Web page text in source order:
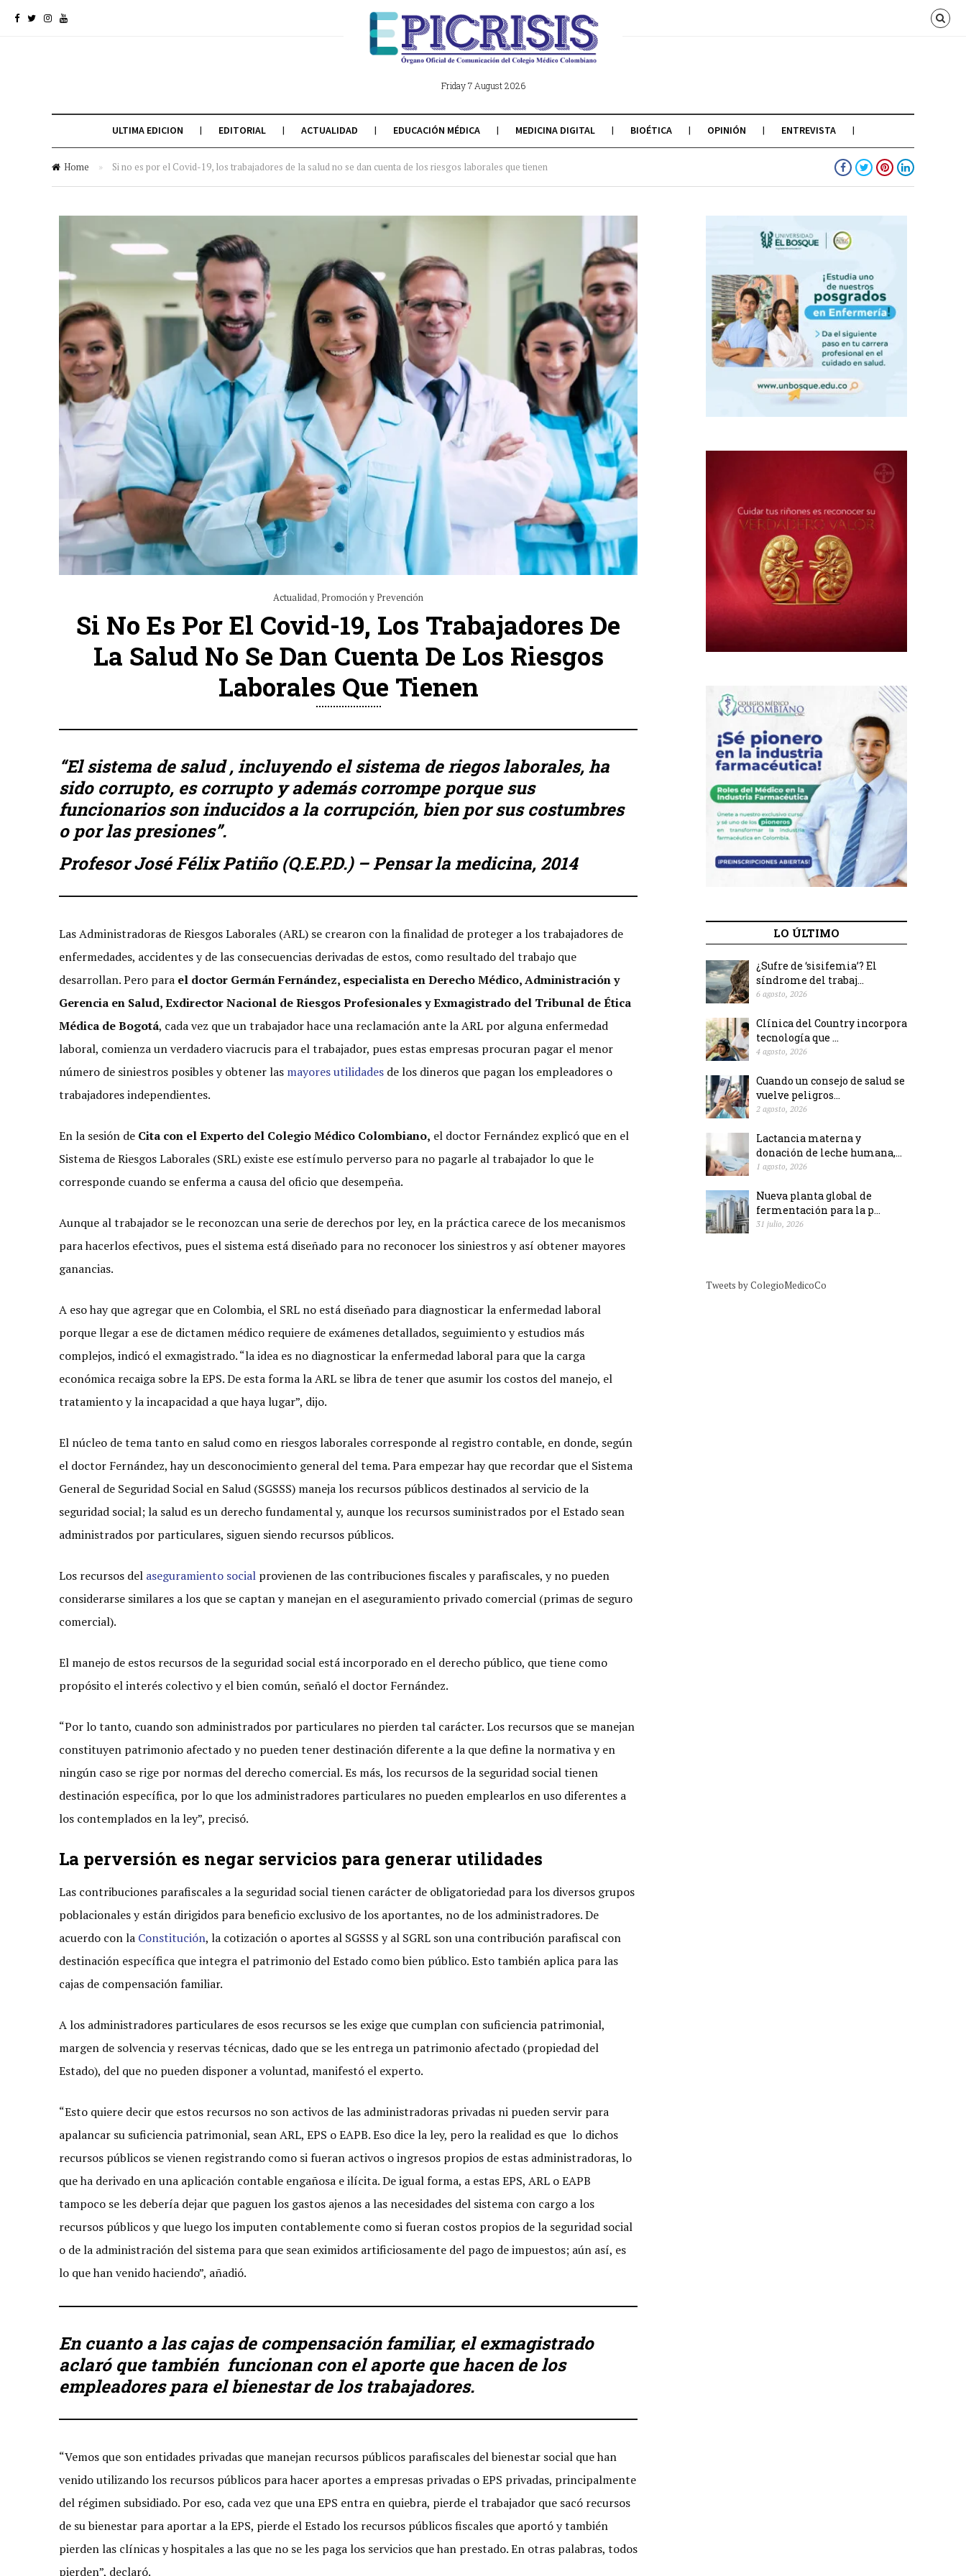
Friday 7 August 2026
ULTIMA EDICION EDITORIAL ACTUALIDAD EDUCACIÓN MÉDICA MEDICINA DIGITAL BIOÉTICA OPINIÓN ENTREVISTA
Home » Si no es por el Covid-19, los trabajadores de la salud no se dan cuenta de los riesgos laborales que tienen
Actualidad,Promoción y Prevención
Si No Es Por El Covid-19, Los Trabajadores De
La Salud No Se Dan Cuenta De Los Riesgos
Laborales Que Tienen
“El sistema de salud , incluyendo el sistema de riegos laborales, ha
sido corrupto, es corrupto y además corrompe porque sus
funcionarios son inducidos a la corrupción, bien por sus costumbres
o por las presiones”.
Profesor José Félix Patiño (Q.E.P.D.) – Pensar la medicina, 2014
Las Administradoras de Riesgos Laborales (ARL) se crearon con la finalidad de proteger a los trabajadores de
enfermedades, accidentes y de las consecuencias derivadas de estos, como resultado del trabajo que
desarrollan. Pero para el doctor Germán Fernández, especialista en Derecho Médico, Administración y
Gerencia en Salud, Exdirector Nacional de Riesgos Profesionales y Exmagistrado del Tribunal de Ética
Médica de Bogotá, cada vez que un trabajador hace una reclamación ante la ARL por alguna enfermedad
laboral, comienza un verdadero viacrucis para el trabajador, pues estas empresas procuran pagar el menor
número de siniestros posibles y obtener las mayores utilidades de los dineros que pagan los empleadores o
trabajadores independientes.
En la sesión de Cita con el Experto del Colegio Médico Colombiano, el doctor Fernández explicó que en el
Sistema de Riesgos Laborales (SRL) existe ese estímulo perverso para no pagarle al trabajador lo que le
corresponde cuando se enferma a causa del oficio que desempeña.
Aunque al trabajador se le reconozcan una serie de derechos por ley, en la práctica carece de los mecanismos
para hacerlos efectivos, pues el sistema está diseñado para no reconocer los siniestros y así obtener mayores
ganancias.
A eso hay que agregar que en Colombia, el SRL no está diseñado para diagnosticar la enfermedad laboral
porque llegar a ese de dictamen médico requiere de exámenes detallados, seguimiento y estudios más
complejos, indicó el exmagistrado. “la idea es no diagnosticar la enfermedad laboral para que la carga
económica recaiga sobre la EPS. De esta forma la ARL se libra de tener que asumir los costos del manejo, el
tratamiento y la incapacidad a que haya lugar”, dijo.
El núcleo de tema tanto en salud como en riesgos laborales corresponde al registro contable, en donde, según
el doctor Fernández, hay un desconocimiento general del tema. Para empezar hay que recordar que el Sistema
General de Seguridad Social en Salud (SGSSS) maneja los recursos públicos destinados al servicio de la
seguridad social; la salud es un derecho fundamental y, aunque los recursos suministrados por el Estado sean
administrados por particulares, siguen siendo recursos públicos.
Los recursos del aseguramiento social provienen de las contribuciones fiscales y parafiscales, y no pueden
considerarse similares a los que se captan y manejan en el aseguramiento privado comercial (primas de seguro
comercial).
El manejo de estos recursos de la seguridad social está incorporado en el derecho público, que tiene como
propósito el interés colectivo y el bien común, señaló el doctor Fernández.
“Por lo tanto, cuando son administrados por particulares no pierden tal carácter. Los recursos que se manejan
constituyen patrimonio afectado y no pueden tener destinación diferente a la que define la normativa y en
ningún caso se rige por normas del derecho comercial. Es más, los recursos de la seguridad social tienen
destinación específica, por lo que los administradores particulares no pueden emplearlos en uso diferentes a
los contemplados en la ley”, precisó.
La perversión es negar servicios para generar utilidades
Las contribuciones parafiscales a la seguridad social tienen carácter de obligatoriedad para los diversos grupos
poblacionales y están dirigidos para beneficio exclusivo de los aportantes, no de los administradores. De
acuerdo con la Constitución, la cotización o aportes al SGSSS y al SGRL son una contribución parafiscal con
destinación específica que integra el patrimonio del Estado como bien público. Esto también aplica para las
cajas de compensación familiar.
A los administradores particulares de esos recursos se les exige que cumplan con suficiencia patrimonial,
margen de solvencia y reservas técnicas, dado que se les entrega un patrimonio afectado (propiedad del
Estado), del que no pueden disponer a voluntad, manifestó el experto.
“Esto quiere decir que estos recursos no son activos de las administradoras privadas ni pueden servir para
apalancar su suficiencia patrimonial, sean ARL, EPS o EAPB. Eso dice la ley, pero la realidad es que lo dichos
recursos públicos se vienen registrando como si fueran activos o ingresos propios de estas administradoras, lo
que ha derivado en una aplicación contable engañosa e ilícita. De igual forma, a estas EPS, ARL o EAPB
tampoco se les debería dejar que paguen los gastos ajenos a las necesidades del sistema con cargo a los
recursos públicos y que luego los imputen contablemente como si fueran costos propios de la seguridad social
o de la administración del sistema para que sean eximidos artificiosamente del pago de impuestos; aún así, es
lo que han venido haciendo”, añadió.
En cuanto a las cajas de compensación familiar, el exmagistrado
aclaró que también funcionan con el aporte que hacen de los
empleadores para el bienestar de los trabajadores.
“Vemos que son entidades privadas que manejan recursos públicos parafiscales del bienestar social que han
venido utilizando los recursos públicos para hacer aportes a empresas privadas o EPS privadas, principalmente
del régimen subsidiado. Por eso, cada vez que una EPS entra en quiebra, pierde el trabajador que sacó recursos
de su bienestar para aportar a la EPS, pierde el Estado los recursos públicos fiscales que aportó y también
pierden las clínicas y hospitales a las que no se les paga los servicios que han prestado. En otras palabras, todos
pierden”, declaró.
LO ÚLTIMO
¿Sufre de ‘sisifemia’? El
síndrome del trabaj...
6 agosto, 2026
Clínica del Country incorpora
tecnología que ...
4 agosto, 2026
Cuando un consejo de salud se
vuelve peligros...
2 agosto, 2026
Lactancia materna y
donación de leche humana,...
1 agosto, 2026
Nueva planta global de
fermentación para la p...
31 julio, 2026
Tweets by ColegioMedicoCo